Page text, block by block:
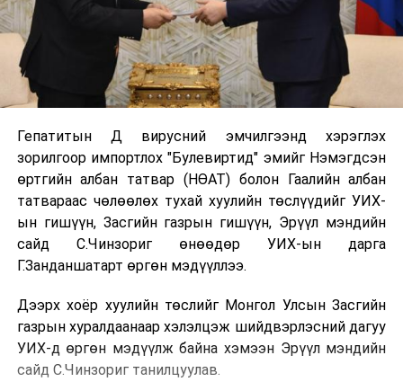
Гепатитын Д вирусний эмчилгээнд хэрэглэх
зорилгоор импортлох "Булевиртид" эмийг Нэмэгдсэн
өртгийн албан татвар (НӨАТ) болон Гаалийн албан
татвараас чөлөөлөх тухай хуулийн төслүүдийг УИХ-
ын гишүүн, Засгийн газрын гишүүн, Эрүүл мэндийн
сайд С.Чинзориг өнөөдөр УИХ-ын дарга
Г.Занданшатарт өргөн мэдүүллээ.
Дээрх хоёр хуулийн төслийг Монгол Улсын Засгийн
газрын хуралдаанаар хэлэлцэж шийдвэрлэсний дагуу
УИХ-д өргөн мэдүүлж байна хэмээн Эрүүл мэндийн
сайд С.Чинзориг танилцуулав.